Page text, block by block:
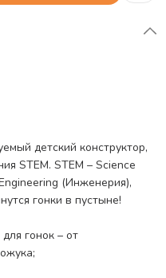
и воображение.
вдохновят на
для игр и
детский конструктор,
STEM. STEM – Science
(Инженерия),
гонки в пустыне!
гонок – от